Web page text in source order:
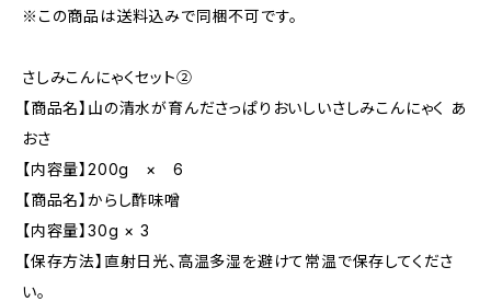
※この商品は送料込みで同梱不可です。
さしみこんにゃくセット②
【商品名】山の清水が育んださっぱりおいしいさしみこんにゃく あ
おさ
【内容量】200g × 6
【商品名】からし酢味噌
【内容量】30g × 3
【保存方法】直射日光、高温多湿を避けて常温で保存してくださ
い。